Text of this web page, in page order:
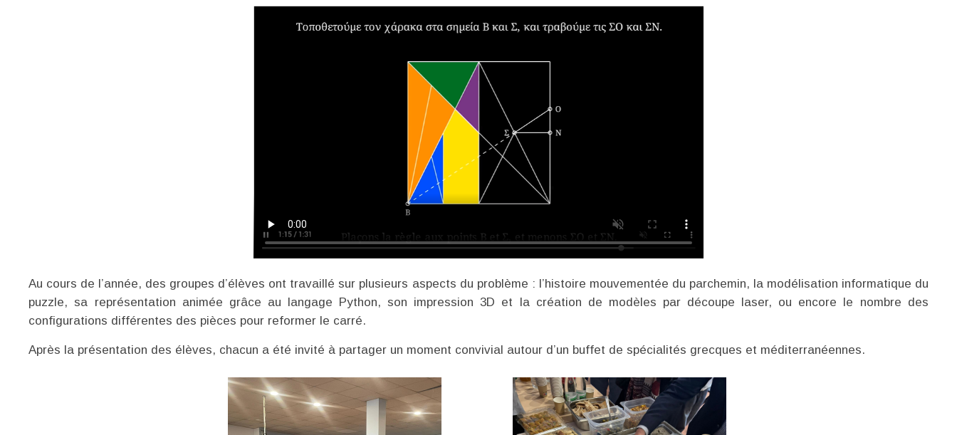
Au cours de l’année, des groupes d’élèves ont travaillé sur plusieurs aspects du problème : l’histoire mouvementée du parchemin, la modélisation informatique du
puzzle, sa représentation animée grâce au langage Python, son impression 3D et la création de modèles par découpe laser, ou encore le nombre des
configurations différentes des pièces pour reformer le carré.
Après la présentation des élèves, chacun a été invité à partager un moment convivial autour d’un buffet de spécialités grecques et méditerranéennes.